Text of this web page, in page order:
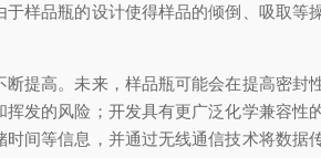
品瓶的设计使得样品的倾倒、吸取等
高。未来，样品瓶可能会在提高密封
发的风险；开发具有更广泛化学兼容
间等信息，并通过无线通信技术将数